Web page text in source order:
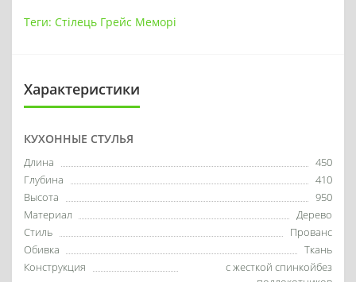
Теги: Стілець Грейс Меморі
Характеристики
КУХОННЫЕ СТУЛЬЯ
Длина
450
Глубина
410
Высота
950
Материал
Дерево
Стиль
Прованс
Обивка
Ткань
Конструкция
с жесткой спинкойбез